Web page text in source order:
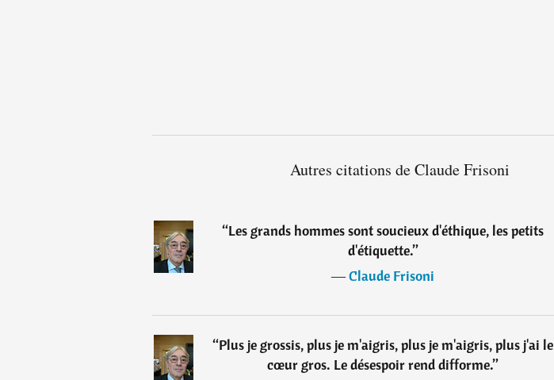
Autres citations de Claude Frisoni
“Les grands hommes sont soucieux d'éthique, les petits
d'étiquette.”
―Claude Frisoni
“Plus je grossis, plus je m'aigris, plus je m'aigris, plus j'ai le
cœur gros. Le désespoir rend difforme.”